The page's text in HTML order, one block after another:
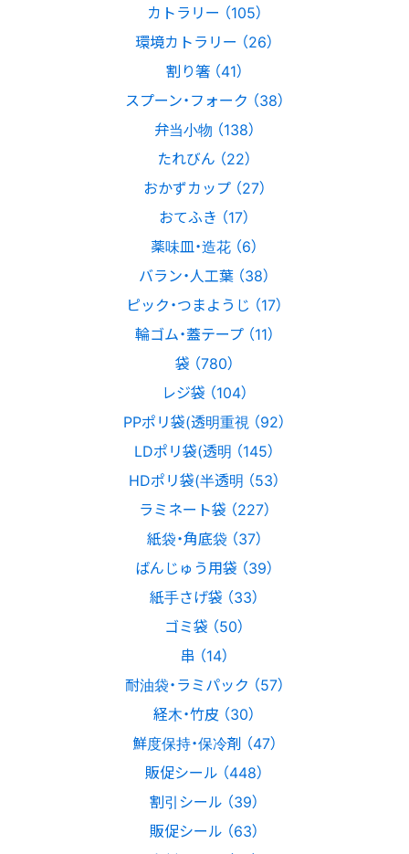
カトラリー （105）
環境カトラリー （26）
割り箸 （41）
スプーン・フォーク （38）
弁当小物 （138）
たれびん （22）
おかずカップ （27）
おてふき （17）
薬味皿・造花 （6）
バラン・人工葉 （38）
ピック・つまようじ （17）
輪ゴム・蓋テープ （11）
袋 （780）
レジ袋 （104）
PPポリ袋(透明重視 （92）
LDポリ袋(透明 （145）
HDポリ袋(半透明 （53）
ラミネート袋 （227）
紙袋・角底袋 （37）
ばんじゅう用袋 （39）
紙手さげ袋 （33）
ゴミ袋 （50）
串 （14）
耐油袋・ラミパック （57）
経木・竹皮 （30）
鮮度保持・保冷剤 （47）
販促シール （448）
割引シール （39）
販促シール （63）